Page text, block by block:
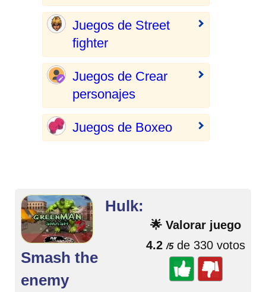
Juegos de Street
fighter
Juegos de Crear
personajes
Juegos de Boxeo
🌟 Valorar juego
4.2 /5de 330 votos
Hulk:
Smash the
enemy